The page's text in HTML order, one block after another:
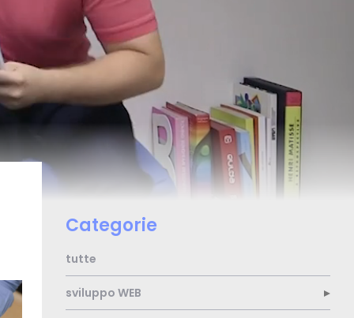
Categorie
tutte
sviluppoWEB